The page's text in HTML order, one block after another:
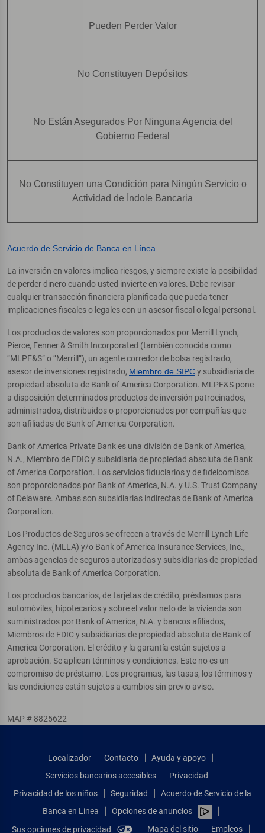
Pueden Perder Valor
No Constituyen Depósitos
No Están Asegurados Por Ninguna Agencia del
Gobierno Federal
No Constituyen una Condición para Ningún Servicio o
Actividad de Índole Bancaria
Acuerdo de Servicio de Banca en Línea
La inversión en valores implica riesgos, y siempre existe la posibilidad
de perder dinero cuando usted invierte en valores. Debe revisar
cualquier transacción financiera planificada que pueda tener
implicaciones fiscales o legales con un asesor fiscal o legal personal.
Los productos de valores son proporcionados por Merrill Lynch,
Pierce, Fenner & Smith Incorporated (también conocida como
“MLPF&S” o “Merrill”), un agente corredor de bolsa registrado,
asesor de inversiones registrado, Miembro de SIPCy subsidiaria de
propiedad absoluta de Bank of America Corporation. MLPF&S pone
a disposición determinados productos de inversión patrocinados,
administrados, distribuidos o proporcionados por compañías que
son afiliadas de Bank of America Corporation.
Bank of America Private Bank es una división de Bank of America,
N.A., Miembro de FDIC y subsidiaria de propiedad absoluta de Bank
of America Corporation. Los servicios fiduciarios y de fideicomisos
son proporcionados por Bank of America, N.A. y U.S. Trust Company
of Delaware. Ambas son subsidiarias indirectas de Bank of America
Corporation.
Los Productos de Seguros se ofrecen a través de Merrill Lynch Life
Agency Inc. (MLLA) y/o Bank of America Insurance Services, Inc.,
ambas agencias de seguros autorizadas y subsidiarias de propiedad
absoluta de Bank of America Corporation.
Los productos bancarios, de tarjetas de crédito, préstamos para
automóviles, hipotecarios y sobre el valor neto de la vivienda son
suministrados por Bank of America, N.A. y bancos afiliados,
Miembros de FDIC y subsidiarias de propiedad absoluta de Bank of
America Corporation. El crédito y la garantía están sujetos a
aprobación. Se aplican términos y condiciones. Este no es un
compromiso de préstamo. Los programas, las tasas, los términos y
las condiciones están sujetos a cambios sin previo aviso.
MAP # 8825622
Localizador Contacto
Ayuda y apoyo
Servicios bancarios accesibles
Privacidad
Privacidad de los niños
Seguridad
Acuerdo de Servicio de la
Banca en Línea
Opciones de anuncios
Sus opciones de privacidad
Mapa del sitio Empleos